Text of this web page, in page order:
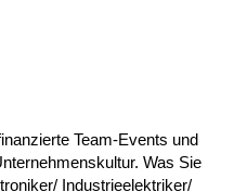
Team-Events und
Was Sie
Industrieelektriker/